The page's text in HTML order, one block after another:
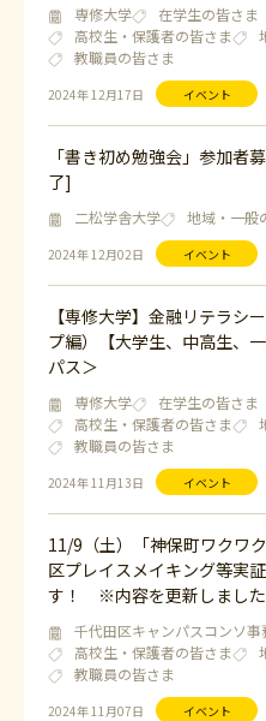
2024年 12月17日 イベント
専修大学
在学生の皆さま
高校生・保護者の皆さま
教職員の皆さま
2024年 12月02日 イベント
「書き初め勉強会」参加
了]
二松学舎大学 地域・一般
2024年 11月13日 イベント
【専修大学】金融リテラシ
プ編）【大学生、中高生、
パス＞
専修大学
在学生の皆さま
高校生・保護者の皆さま
教職員の皆さま
2024年 11月07日 イベント
11/9（土）「神保町ワクワ
区プレイスメイキング等実
す！ ※内容を更新しました
千代田区キャンパスコンソ事
高校生・保護者の皆さま
教職員の皆さま